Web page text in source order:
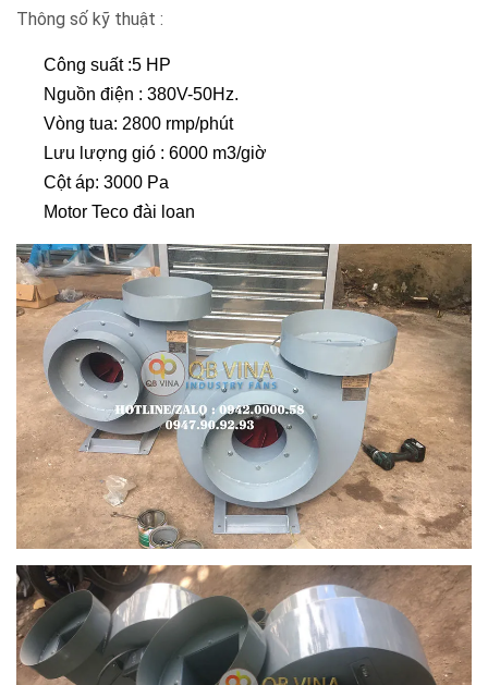
Thông số kỹ thuật :
Công suất :5 HP
Nguồn điện : 380V-50Hz.
Vòng tua: 2800 rmp/phút
Lưu lượng gió : 6000 m3/giờ
Cột áp: 3000 Pa
Motor Teco đài loan